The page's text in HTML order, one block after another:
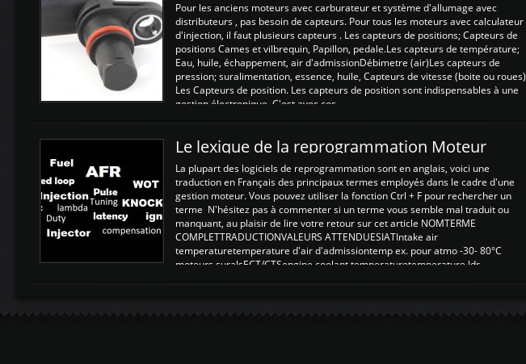
Pour les anciens moteurs avec carburateur et système d'allumage avec
distributeurs , pas besoin de capteurs. Pour tous les moteurs avec calculateur
d'injection, il faut plusieurs capteurs . Les capteurs de positions; Capteurs de
positions Cames et vilbrequin, Papillon, pedale.Les capteurs de température;
Eau, huile, échappement, air d'admissionDébimetre (air)Les capteurs de
pression; suralimentation, essence, huile, Capteurs de vitesse (boite ou roues)
Les Capteurs de position. Les capteurs de position sont indispensables à une
gestion électronique. C'est avec ces ...
Le lexique de la reprogrammation Moteur
La plupart des logiciels de reprogrammation sont en anglais, voici une
traduction en Français des principaux termes employés dans le cadre d'une
gestion moteur. Vous pouvez utiliser la fonction Ctrl + F pour rechercher un
terme N'hésitez pas à commenter si un terme vous semble mal traduit ou
manquant, au plaisir de lire votre retour sur cet article NOMTERME
COMPLETTRADUCTIONVALEURS ATTENDUESIATIntake air
temperaturetemperature d'air d'admissiontemp ex. pour atmo -30- 80°C
moteurs suralsECT/CTSengine coolant temperaturetemperature ldr